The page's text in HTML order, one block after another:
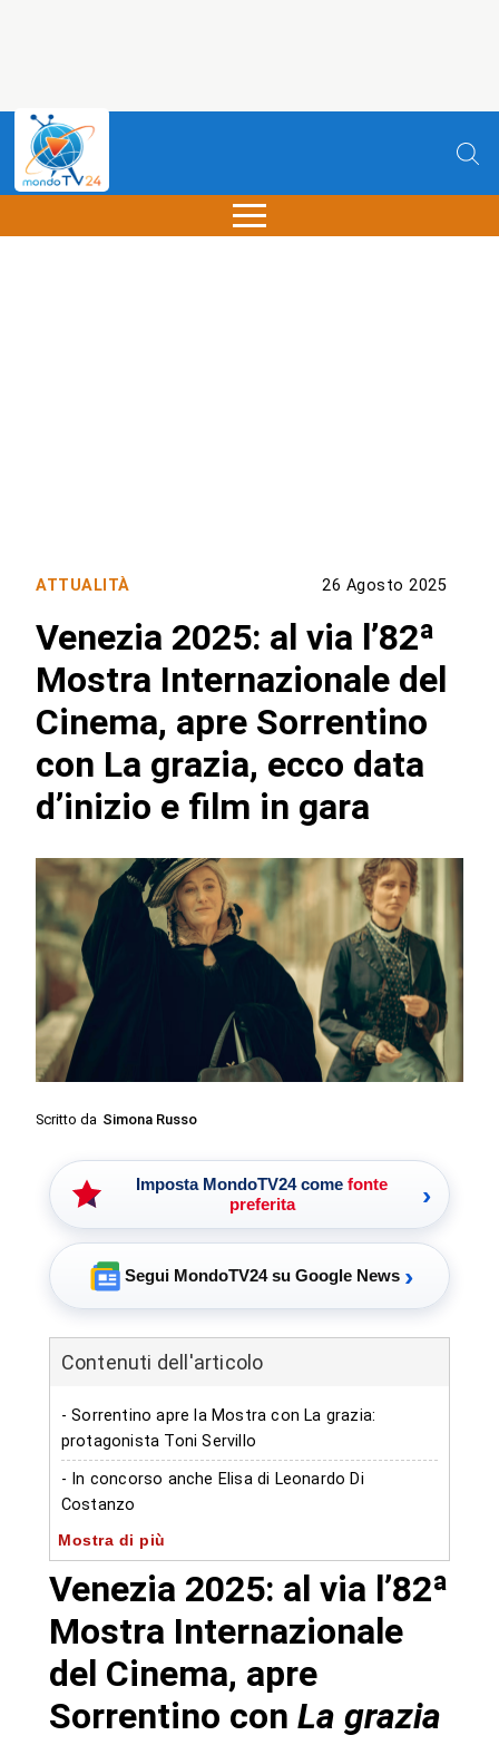
ATTUALITÀ 26 Agosto 2025
Venezia 2025: al via l’82ª
Mostra Internazionale del
Cinema, apre Sorrentino
con La grazia, ecco data
d’inizio e film in gara
Scritto da Simona Russo
Imposta MondoTV24 come fonte
preferita
›
Segui MondoTV24 su Google News ›
Contenuti dell'articolo
- Sorrentino apre la Mostra con La grazia:
protagonista Toni Servillo
- In concorso anche Elisa di Leonardo Di
Costanzo
- Un film fatto per bene: Maresco torna con
- Sotto le nuvole di Gianfranco Rosi: poesia e
memoria nei Campi Flegrei
- Fuori Concorso: Capuano e Di Stefano
raccontano famiglia e formazione
- Star internazionali e grandi serie TV al Lido
Mostra di più
Venezia 2025: al via l’82ª
Mostra Internazionale
del Cinema, apre
Sorrentino con La grazia